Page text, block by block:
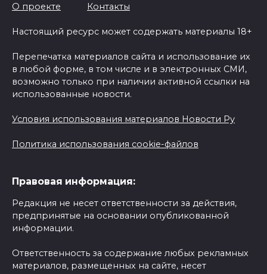
О проекте Контакты
Настоящий ресурс может содержать материалы 18+
Перепечатка материалов сайта и использование их
в любой форме, в том числе и в электронных СМИ,
возможно только при наличии активной ссылки на
использованные новости.
Условия использования материалов Новости Ру
Политика использования cookie-файлов
Правовая информация:
Редакция не несет ответственности за действия,
предпринятые на основании опубликованной
информации.
Ответственность за содержание любых рекламных
материалов, размещенных на сайте, несет